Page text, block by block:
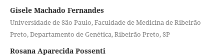
Gisele Machado Fernandes
Universidade de São Paulo, Faculdade de Medicina de Ribeirão
Preto, Departamento de Genética, Ribeirão Preto, SP
Rosana Aparecida Possenti